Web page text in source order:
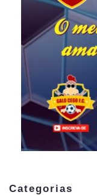
Categorias